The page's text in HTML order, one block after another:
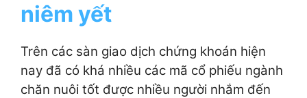
niêm yết
Trên các sàn giao dịch chứng khoán hiện
nay đã có khá nhiều các mã cổ phiếu ngành
chăn nuôi tốt được nhiều người nhắm đến